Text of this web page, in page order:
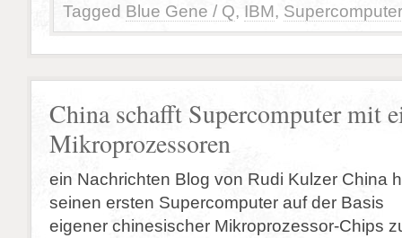
Tagged Blue Gene / Q, IBM, Supercomputer
China schafft Supercomputer mit
Mikroprozessoren
ein Nachrichten Blog von Rudi Kulzer China
seinen ersten Supercomputer auf der Basis
eigener chinesischer Mikroprozessor-Chips